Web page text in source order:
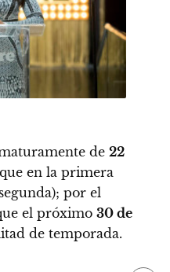
de 22
en la primera
por el
el próximo 30 de
de temporada.